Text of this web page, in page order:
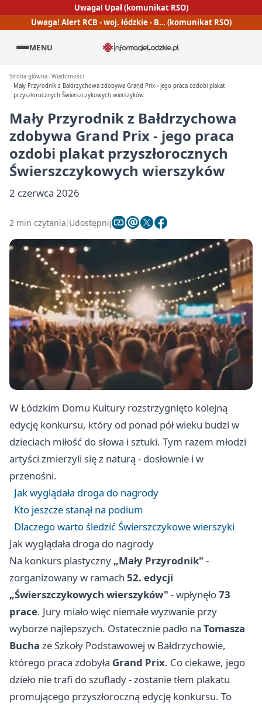
Uwaga! Upał (komunikat RSO)
Uwaga! Alert RCB - woj. łódzkie - B… (komunikat RSO)
MENU
Strona główna Wiadomości
Mały Przyrodnik z Bałdrzychowa zdobywa Grand Prix - jego praca ozdobi plakat
przyszłorocznych Świerszczykowych wierszyków
Mały Przyrodnik z Bałdrzychowa
zdobywa Grand Prix - jego praca
ozdobi plakat przyszłorocznych
Świerszczykowych wierszyków
2 czerwca 2026
2 min czytania Udostępnij
W Łódzkim Domu Kultury rozstrzygnięto kolejną
edycję konkursu, który od ponad pół wieku budzi w
dzieciach miłość do słowa i sztuki. Tym razem młodzi
artyści zmierzyli się z naturą - dosłownie i w
przenośni.
Jak wyglądała droga do nagrody
Kto jeszcze stanął na podium
Dlaczego warto śledzić Świerszczykowe wierszyki
Jak wyglądała droga do nagrody
Na konkurs plastyczny „Mały Przyrodnik" -
zorganizowany w ramach 52. edycji
„Świerszczykowych wierszyków" - wpłynęło73
prace. Jury miało więc niemałe wyzwanie przy
wyborze najlepszych. Ostatecznie padło na Tomasza
Bucha ze Szkoły Podstawowej w Bałdrzychowie,
którego praca zdobyła Grand Prix. Co ciekawe, jego
dzieło nie trafi do szuflady - zostanie tłem plakatu
promującego przyszłoroczną edycję konkursu. To